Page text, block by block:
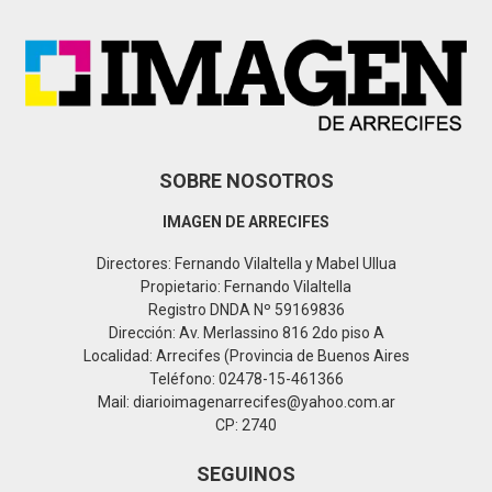
SOBRE NOSOTROS
IMAGEN DE ARRECIFES
Directores: Fernando Vilaltella y Mabel Ullua
Propietario: Fernando Vilaltella
Registro DNDA Nº 59169836
Dirección: Av. Merlassino 816 2do piso A
Localidad: Arrecifes (Provincia de Buenos Aires
Teléfono: 02478-15-461366
Mail: diarioimagenarrecifes@yahoo.com.ar
CP: 2740
SEGUINOS